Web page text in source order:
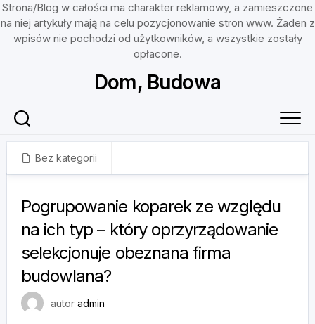
Strona/Blog w całości ma charakter reklamowy, a zamieszczone
na niej artykuły mają na celu pozycjonowanie stron www. Żaden z
wpisów nie pochodzi od użytkowników, a wszystkie zostały
opłacone.
Dom, Budowa
Bez kategorii
Pogrupowanie koparek ze względu
na ich typ – który oprzyrządowanie
selekcjonuje obeznana firma
budowlana?
autor admin